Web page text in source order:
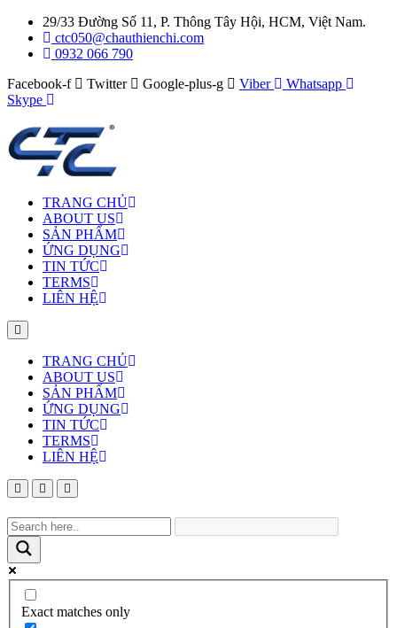
29/33 Đường Số 11, P. Thông Tây Hội, HCM, Việt Nam.
ctc050@chauthienchi.com
0932 066 790
Facebook-f
Twitter Google-plus-g Viber
Whatsapp
Skype
TRANG CHỦ
ABOUT US
SẢN PHẨM
ỨNG DỤNG
TIN TỨC
TERMS
LIÊN HỆ
TRANG CHỦ
ABOUT US
SẢN PHẨM
ỨNG DỤNG
TIN TỨC
TERMS
LIÊN HỆ
Exact matches only